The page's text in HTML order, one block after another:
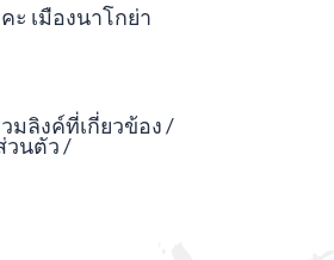
ะ เมืองนาโกย่า
มลิงค์ที่เกี่ยวข้อง
วนตัว